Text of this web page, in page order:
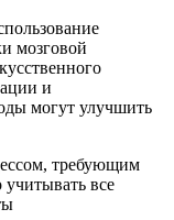
мозговой
и
могут улучшить
требующим
все